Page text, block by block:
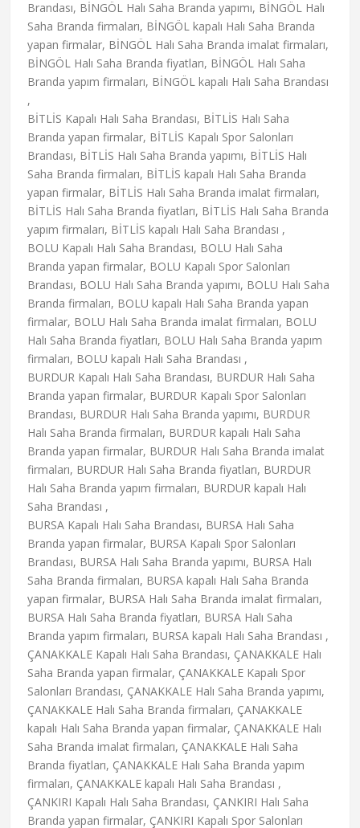
Brandası, BİNGÖL Halı Saha Branda yapımı, BİNGÖL Halı
Saha Branda firmaları, BİNGÖL kapalı Halı Saha Branda
yapan firmalar, BİNGÖL Halı Saha Branda imalat firmaları,
BİNGÖL Halı Saha Branda fiyatları, BİNGÖL Halı Saha
Branda yapım firmaları, BİNGÖL kapalı Halı Saha Brandası
,
BİTLİS Kapalı Halı Saha Brandası, BİTLİS Halı Saha
Branda yapan firmalar, BİTLİS Kapalı Spor Salonları
Brandası, BİTLİS Halı Saha Branda yapımı, BİTLİS Halı
Saha Branda firmaları, BİTLİS kapalı Halı Saha Branda
yapan firmalar, BİTLİS Halı Saha Branda imalat firmaları,
BİTLİS Halı Saha Branda fiyatları, BİTLİS Halı Saha Branda
yapım firmaları, BİTLİS kapalı Halı Saha Brandası ,
BOLU Kapalı Halı Saha Brandası, BOLU Halı Saha
Branda yapan firmalar, BOLU Kapalı Spor Salonları
Brandası, BOLU Halı Saha Branda yapımı, BOLU Halı Saha
Branda firmaları, BOLU kapalı Halı Saha Branda yapan
firmalar, BOLU Halı Saha Branda imalat firmaları, BOLU
Halı Saha Branda fiyatları, BOLU Halı Saha Branda yapım
firmaları, BOLU kapalı Halı Saha Brandası ,
BURDUR Kapalı Halı Saha Brandası, BURDUR Halı Saha
Branda yapan firmalar, BURDUR Kapalı Spor Salonları
Brandası, BURDUR Halı Saha Branda yapımı, BURDUR
Halı Saha Branda firmaları, BURDUR kapalı Halı Saha
Branda yapan firmalar, BURDUR Halı Saha Branda imalat
firmaları, BURDUR Halı Saha Branda fiyatları, BURDUR
Halı Saha Branda yapım firmaları, BURDUR kapalı Halı
Saha Brandası ,
BURSA Kapalı Halı Saha Brandası, BURSA Halı Saha
Branda yapan firmalar, BURSA Kapalı Spor Salonları
Brandası, BURSA Halı Saha Branda yapımı, BURSA Halı
Saha Branda firmaları, BURSA kapalı Halı Saha Branda
yapan firmalar, BURSA Halı Saha Branda imalat firmaları,
BURSA Halı Saha Branda fiyatları, BURSA Halı Saha
Branda yapım firmaları, BURSA kapalı Halı Saha Brandası ,
ÇANAKKALE Kapalı Halı Saha Brandası, ÇANAKKALE Halı
Saha Branda yapan firmalar, ÇANAKKALE Kapalı Spor
Salonları Brandası, ÇANAKKALE Halı Saha Branda yapımı,
ÇANAKKALE Halı Saha Branda firmaları, ÇANAKKALE
kapalı Halı Saha Branda yapan firmalar, ÇANAKKALE Halı
Saha Branda imalat firmaları, ÇANAKKALE Halı Saha
Branda fiyatları, ÇANAKKALE Halı Saha Branda yapım
firmaları, ÇANAKKALE kapalı Halı Saha Brandası ,
ÇANKIRI Kapalı Halı Saha Brandası, ÇANKIRI Halı Saha
Branda yapan firmalar, ÇANKIRI Kapalı Spor Salonları